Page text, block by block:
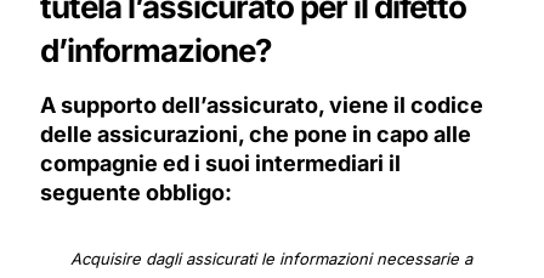
d’informazione?
A supporto dell’assicurato, viene il codice
delle assicurazioni, che pone in capo alle
compagnie ed i suoi intermediari il
seguente obbligo:
Acquisire dagli assicurati le informazioni necessarie a